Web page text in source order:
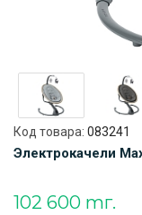
Код товара: 083241
Электрокачели
102 600 тг.